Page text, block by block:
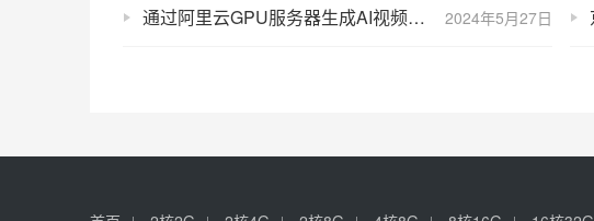
2024年5月27日
通过阿里云GPU服务器生成AI视频（AIGC文本生成视频）